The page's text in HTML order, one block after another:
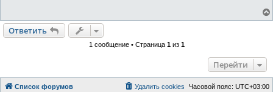
и
е
Ответить
1 сообщение • Страница 1из 1
Перейти
Список форумов Часовой пояс: UTC+03:00
Удалить cookies